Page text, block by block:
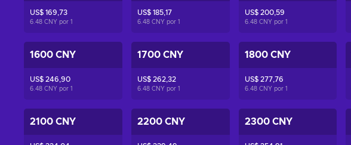
US$ 169,73
6.48 CNY por 1
US$ 185,17
6.48 CNY por 1
US$ 200,59
6.48 CNY por 1
1600 CNY
US$ 246,90
6.48 CNY por 1
1700 CNY
US$ 262,32
6.48 CNY por 1
1800 CNY
US$ 277,76
6.48 CNY por 1
2100 CNY 2200 CNY 2300 CNY